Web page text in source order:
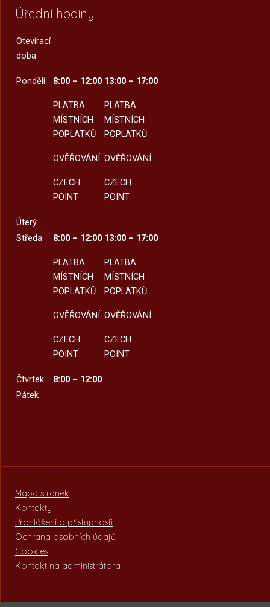
Úřední hodiny
Otevírací
doba
Pondělí 8:00 – 12:00
PLATBA
MÍSTNÍCH
POPLATKŮ
OVĚŘOVÁNÍ
CZECH
POINT
13:00 – 17:00
PLATBA
MÍSTNÍCH
POPLATKŮ
OVĚŘOVÁNÍ
CZECH
POINT
Úterý
Středa
8:00 – 12:00
PLATBA
MÍSTNÍCH
POPLATKŮ
OVĚŘOVÁNÍ
CZECH
POINT
13:00 – 17:00
PLATBA
MÍSTNÍCH
POPLATKŮ
OVĚŘOVÁNÍ
CZECH
POINT
Čtvrtek
8:00 – 12:00
Pátek
Mapa stránek
Kontakty
Prohlášení o přístupnosti
Ochrana osobních údajů
Cookies
Kontakt na administrátora